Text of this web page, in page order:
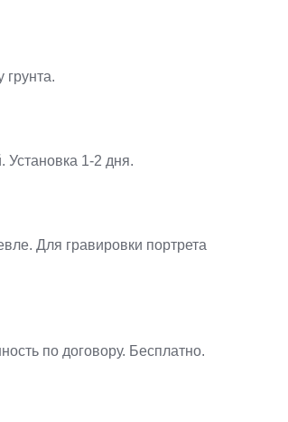
1-2 дня.
Для гравировки портрета
по договору. Бесплатно.